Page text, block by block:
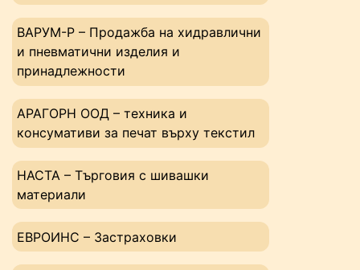
ВАРУМ-Р – Продажба на хидравлични
и пневматични изделия и
принадлежности
АРАГОРН ООД – техника и
консумативи за печат върху текстил
НАСТА – Tърговия с шивашки
материали
ЕВРОИНС – Застраховки